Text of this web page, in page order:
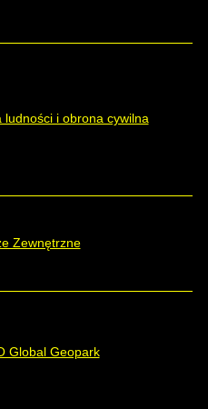
ludności i obrona cywilna
Zewnętrzne
Global Geopark